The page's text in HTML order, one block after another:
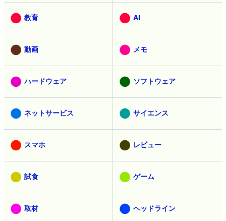
教育 AI
動画 メモ
ハードウェア ソフトウェア
ネットサービス サイエンス
スマホ レビュー
試食 ゲーム
取材 ヘッドライン